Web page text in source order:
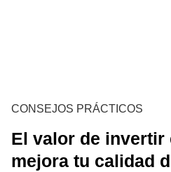
CONSEJOS PRÁCTICOS
El valor de invertir
mejora tu calidad